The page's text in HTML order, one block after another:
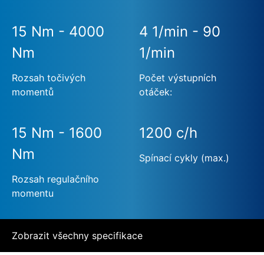
15 Nm - 4000
Nm
Rozsah točivých
momentů
4 1/min - 90
1/min
Počet výstupních
otáček:
15 Nm - 1600
Nm
Rozsah regulačního
momentu
1200 c/h
Spínací cykly (max.)
Zobrazit všechny specifikace